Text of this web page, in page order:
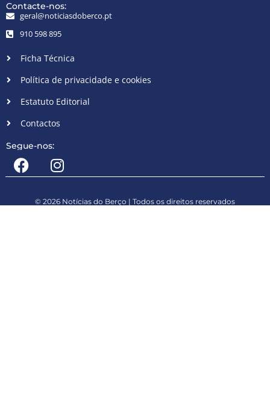
Contacte-nos:
geral@noticiasdoberco.pt
910 598 895
Ficha Técnica
Política de privacidade e cookies
Estatuto Editorial
Contactos
Segue-nos:
© 2026 Notícias do Berço | Todos os direitos reservados